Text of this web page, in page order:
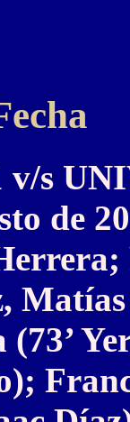
v/s
de
(73’